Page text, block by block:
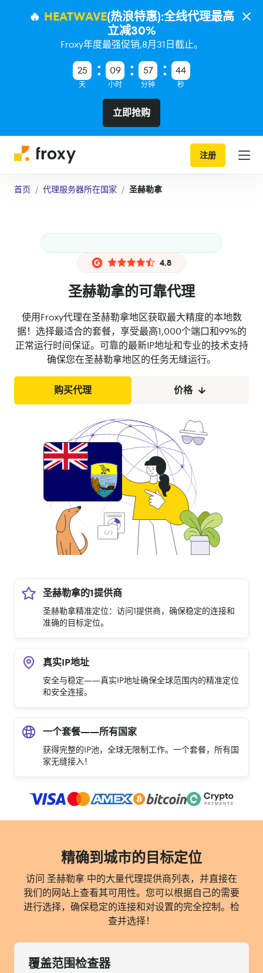
🔥 HEATWAVE(热浪特惠):全线代理最高
立减30%
Froxy年度最强促销,8月31日截止。
25
天
09
小时
57
分钟
43
秒
立即抢购
注册
首页 代理服务器所在国家 圣赫勒拿
4.8
圣赫勒拿的可靠代理
使用Froxy代理在圣赫勒拿地区获取最大精度的本地数
据！选择最适合的套餐，享受最高1,000个端口和99%的
正常运行时间保证。可靠的最新IP地址和专业的技术支持
确保您在圣赫勒拿地区的任务无缝运行。
购买代理 价格
圣赫勒拿的1提供商
圣赫勒拿精准定位：访问1提供商，确保稳定的连接和
准确的目标定位。
真实IP地址
安全与稳定——真实IP地址确保全球范围内的精准定位
和安全连接。
一个套餐——所有国家
获得完整的IP池，全球无限制工作。一个套餐，所有国
家无缝接入！
精确到城市的目标定位
访问 圣赫勒拿 中的大量代理提供商列表，并直接在
我们的网站上查看其可用性。您可以根据自己的需要
进行选择，确保稳定的连接和对设置的完全控制。检
查并选择！
覆盖范围检查器